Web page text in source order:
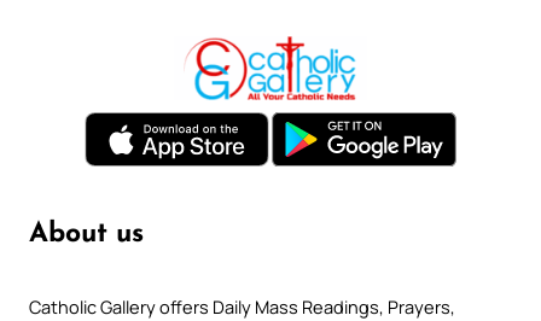
About us
Catholic Gallery offers Daily Mass Readings, Prayers,